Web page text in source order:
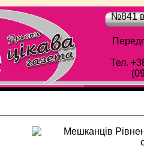
№841
Тел.